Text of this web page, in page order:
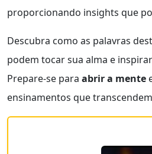
proporcionando insights que
Descubra como as palavras
podem tocar sua alma e
Prepare-se para abrir a mente
ensinamentos que